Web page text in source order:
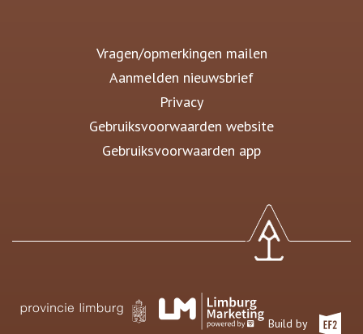
Vragen/opmerkingen mailen
Aanmelden nieuwsbrief
Privacy
Gebruiksvoorwaarden website
Gebruiksvoorwaarden app
Build by